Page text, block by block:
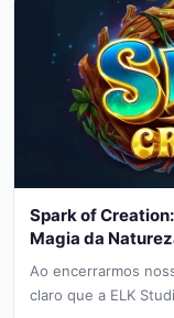
Spark of
Magia da
Ao encerrarmos
claro que a ELK